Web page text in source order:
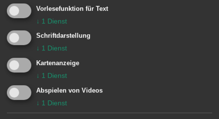
Eine Vaterschaftsanerkenntnis ist nur
dann wirksam, wenn Sie als
Kindesmutter dem Anerkenntnis
zustimmen. Die Zustimmung muss
ebenfalls persönlich bei einer der oben
angeführten Behörden erfolgen.
Zweckmäßig wäre es deshalb, wenn
Sie mit dem Vater des Kindes zu dem
Vorlesefunktion für Text
↓ 1 Dienst
Schriftdarstellung
↓ 1 Dienst
Kartenanzeige
↓ 1 Dienst
Abspielen von Videos
↓ 1 Dienst